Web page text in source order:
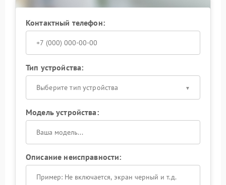
Контактный телефон:
Тип устройства:
Выберите тип устройства
Модель устройства:
Описание неисправности: